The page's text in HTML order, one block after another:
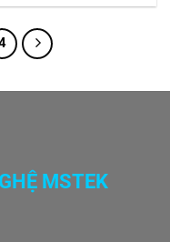
MSTEK